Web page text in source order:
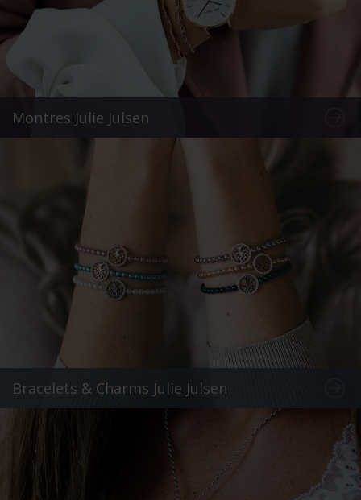
Montres Julie Julsen
Bracelets & Charms Julie Julsen